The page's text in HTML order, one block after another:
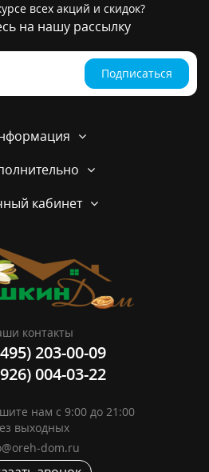
всех акций и скидок?
на нашу рассылку
Подписаться
кабинет
контакты
203-00-09
004-03-22
нам с 9:00 до 21:00
выходных
dom.ru